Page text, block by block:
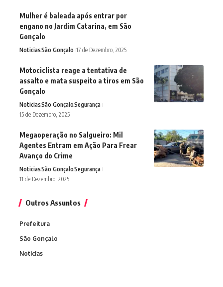
Mulher é baleada após entrar por
engano no Jardim Catarina, em São
Gonçalo
NoticiasSão Gonçalo 17 de Dezembro, 2025
Motociclista reage a tentativa de
assalto e mata suspeito a tiros em São
Gonçalo
NoticiasSão GonçaloSegurança
15 de Dezembro, 2025
Megaoperação no Salgueiro: Mil
Agentes Entram em Ação Para Frear
Avanço do Crime
NoticiasSão GonçaloSegurança
11 de Dezembro, 2025
Outros Assuntos
Prefeitura
São Gonçalo
Noticias